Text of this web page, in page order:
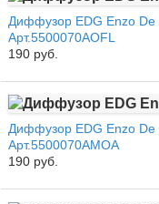
Диффузор EDG Enzo De
Арт.5500070AOFL
190 руб.
Диффузор EDG Enzo De
Арт.5500070AMOA
190 руб.